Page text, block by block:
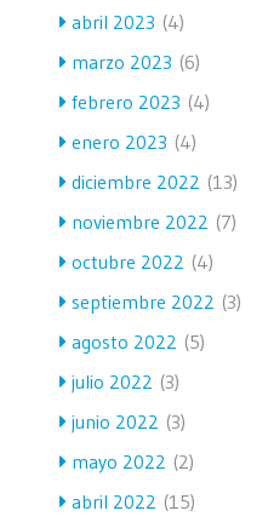
abril 2023 (4)
marzo 2023 (6)
febrero 2023 (4)
enero 2023 (4)
diciembre 2022 (13)
noviembre 2022 (7)
octubre 2022 (4)
septiembre 2022 (3)
agosto 2022 (5)
julio 2022 (3)
junio 2022 (3)
mayo 2022 (2)
abril 2022 (15)